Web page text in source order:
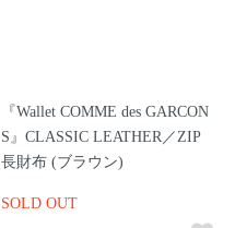
『Wallet COMME des GARCON
S』CLASSIC LEATHER／ZIP
長財布 (ブラウン)
SOLD OUT